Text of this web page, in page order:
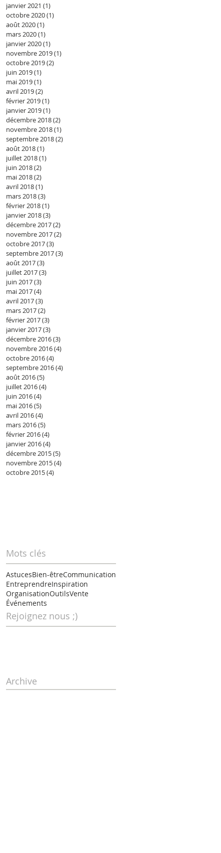
janvier 2021 (1)
octobre 2020(1)
août 2020(1)
mars 2020(1)
janvier 2020(1)
novembre 2019(1)
octobre 2019(2)
juin 2019(1)
mai 2019(1)
avril 2019(2)
février 2019(1)
janvier 2019(1)
décembre 2018(2)
novembre 2018(1)
septembre 2018(2)
août 2018(1)
juillet 2018(1)
juin 2018(2)
mai 2018(2)
avril 2018(1)
mars 2018(3)
février 2018(1)
janvier 2018(3)
décembre 2017(2)
novembre 2017(2)
octobre 2017(3)
septembre 2017(3)
août 2017(3)
juillet 2017(3)
juin 2017(3)
mai 2017(4)
avril 2017(3)
mars 2017(2)
février 2017(3)
janvier 2017(3)
décembre 2016(3)
novembre 2016(4)
octobre 2016(4)
septembre 2016(4)
août 2016(5)
juillet 2016(4)
juin 2016(4)
mai 2016(5)
avril 2016(4)
mars 2016(5)
février 2016(4)
janvier 2016(4)
décembre 2015(5)
novembre 2015(4)
octobre 2015(4)
Mots clés
AstucesBien-êtreCommunication
EntreprendreInspiration
OrganisationOutilsVente
Événements
Rejoignez nous ;)
Archive